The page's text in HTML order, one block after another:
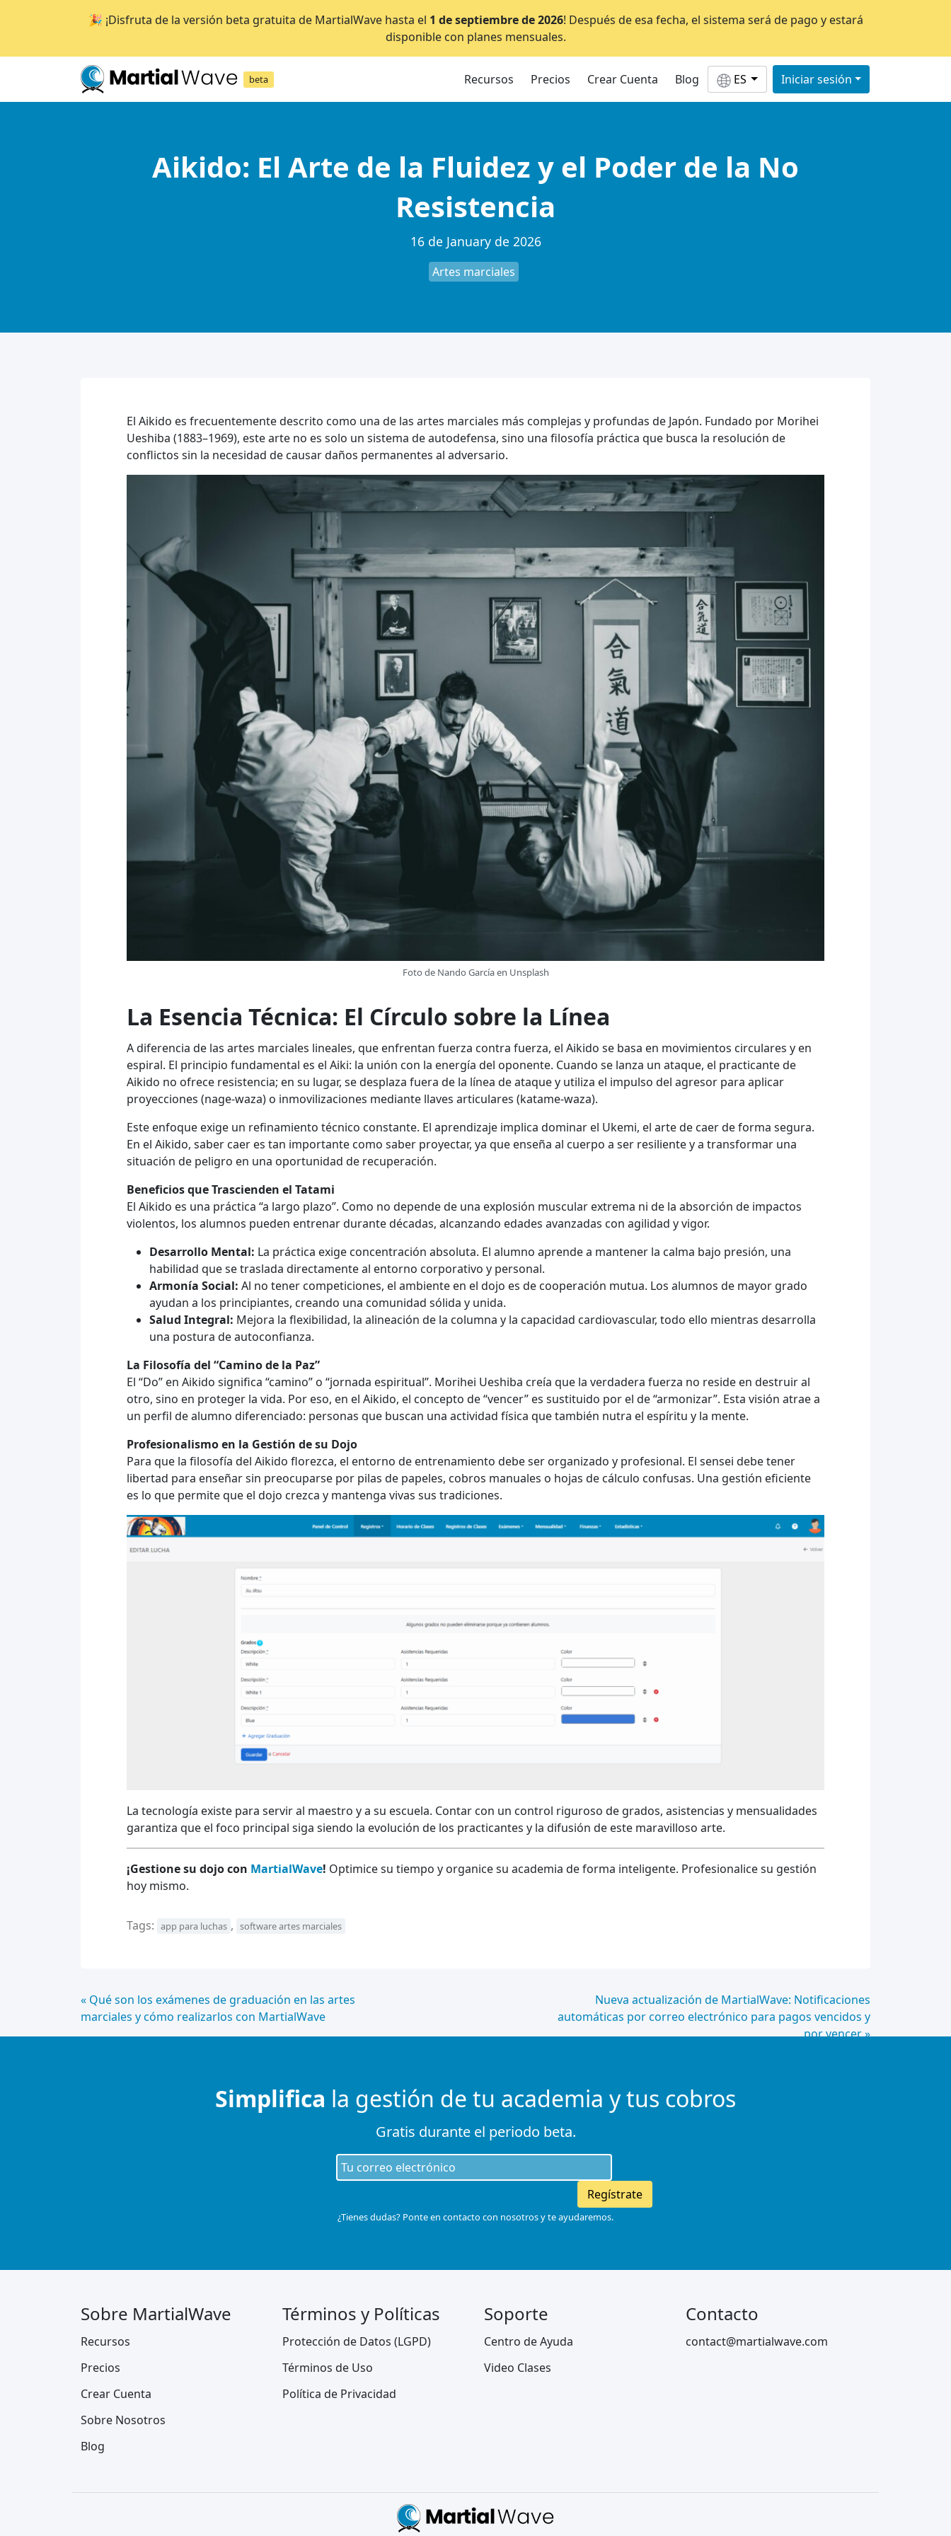
🎉 ¡Disfruta de la versión beta gratuita de MartialWave hasta el 1 de septiembre de 2026! Después de esa fecha, el sistema será de pago y estará
disponible con planes mensuales.
beta Recursos Precios Crear Cuenta Blog ES Iniciar sesión
Aikido: El Arte de la Fluidez y el Poder de la No
Resistencia
16 de January de 2026
Artes marciales
El Aikido es frecuentemente descrito como una de las artes marciales más complejas y profundas de Japón. Fundado por Morihei
Ueshiba (1883–1969), este arte no es solo un sistema de autodefensa, sino una filosofía práctica que busca la resolución de
conflictos sin la necesidad de causar daños permanentes al adversario.
Foto de Nando García en Unsplash
La Esencia Técnica: El Círculo sobre la Línea
A diferencia de las artes marciales lineales, que enfrentan fuerza contra fuerza, el Aikido se basa en movimientos circulares y en
espiral. El principio fundamental es el Aiki: la unión con la energía del oponente. Cuando se lanza un ataque, el practicante de
Aikido no ofrece resistencia; en su lugar, se desplaza fuera de la línea de ataque y utiliza el impulso del agresor para aplicar
proyecciones (nage-waza) o inmovilizaciones mediante llaves articulares (katame-waza).
Este enfoque exige un refinamiento técnico constante. El aprendizaje implica dominar el Ukemi, el arte de caer de forma segura.
En el Aikido, saber caer es tan importante como saber proyectar, ya que enseña al cuerpo a ser resiliente y a transformar una
situación de peligro en una oportunidad de recuperación.
Beneficios que Trascienden el Tatami
El Aikido es una práctica “a largo plazo”. Como no depende de una explosión muscular extrema ni de la absorción de impactos
violentos, los alumnos pueden entrenar durante décadas, alcanzando edades avanzadas con agilidad y vigor.
Desarrollo Mental: La práctica exige concentración absoluta. El alumno aprende a mantener la calma bajo presión, una
habilidad que se traslada directamente al entorno corporativo y personal.
Armonía Social: Al no tener competiciones, el ambiente en el dojo es de cooperación mutua. Los alumnos de mayor grado
ayudan a los principiantes, creando una comunidad sólida y unida.
Salud Integral: Mejora la flexibilidad, la alineación de la columna y la capacidad cardiovascular, todo ello mientras desarrolla
una postura de autoconfianza.
La Filosofía del “Camino de la Paz”
El “Do” en Aikido significa “camino” o “jornada espiritual”. Morihei Ueshiba creía que la verdadera fuerza no reside en destruir al
otro, sino en proteger la vida. Por eso, en el Aikido, el concepto de “vencer” es sustituido por el de “armonizar”. Esta visión atrae a
un perfil de alumno diferenciado: personas que buscan una actividad física que también nutra el espíritu y la mente.
Profesionalismo en la Gestión de su Dojo
Para que la filosofía del Aikido florezca, el entorno de entrenamiento debe ser organizado y profesional. El sensei debe tener
libertad para enseñar sin preocuparse por pilas de papeles, cobros manuales o hojas de cálculo confusas. Una gestión eficiente
es lo que permite que el dojo crezca y mantenga vivas sus tradiciones.
La tecnología existe para servir al maestro y a su escuela. Contar con un control riguroso de grados, asistencias y mensualidades
garantiza que el foco principal siga siendo la evolución de los practicantes y la difusión de este maravilloso arte.
¡Gestione su dojo con MartialWave! Optimice su tiempo y organice su academia de forma inteligente. Profesionalice su gestión
hoy mismo.
Tags: app para luchas , software artes marciales
Continue
Lendo
« Qué son los exámenes de graduación en las artes
marciales y cómo realizarlos con MartialWave
Nueva actualización de MartialWave: Notificaciones
automáticas por correo electrónico para pagos vencidos y
por vencer »
Simplifica la gestión de tu academia y tus cobros
Gratis durante el periodo beta.
Regístrate
¿Tienes dudas? Ponte en contacto con nosotros y te ayudaremos.
Sobre MartialWave
Recursos
Precios
Crear Cuenta
Sobre Nosotros
Blog
Términos y Políticas
Protección de Datos (LGPD)
Términos de Uso
Política de Privacidad
Soporte
Centro de Ayuda
Video Clases
Contacto
contact@martialwave.com